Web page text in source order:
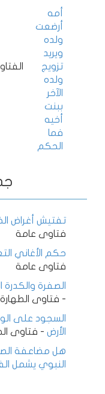
أمه
أرضعت
ولده
ويريد
تزويج
ولده
الآخر
ببنت
أخيه
فما
الحكم
تفتيش أغراض
فتاوى عامة
حكم الأغاني
فتاوى عامة
الصفرة
- فتاوى الطهارة
السجود على
الأرض - فتاوى
هل مضاعفة
النبوي يشمل